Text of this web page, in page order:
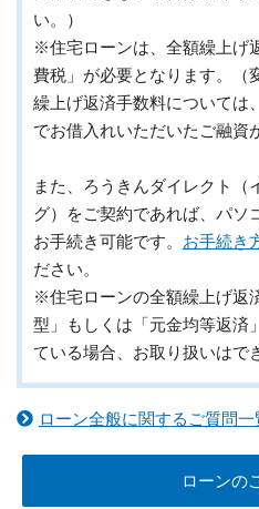
い。）
※住宅ローンは、全額繰上げ
費税」が必要となります。（
繰上げ返済手数料については
でお借入れいただいたご融資
また、ろうきんダイレクト（
グ）をご契約であれば、パソ
お手続き可能です。 お手続き
ださい。
※住宅ローンの全額繰上げ返
型」もしくは「元金均等返済
ている場合、お取り扱いはで
ローン全般に関するご質問一
ローンの